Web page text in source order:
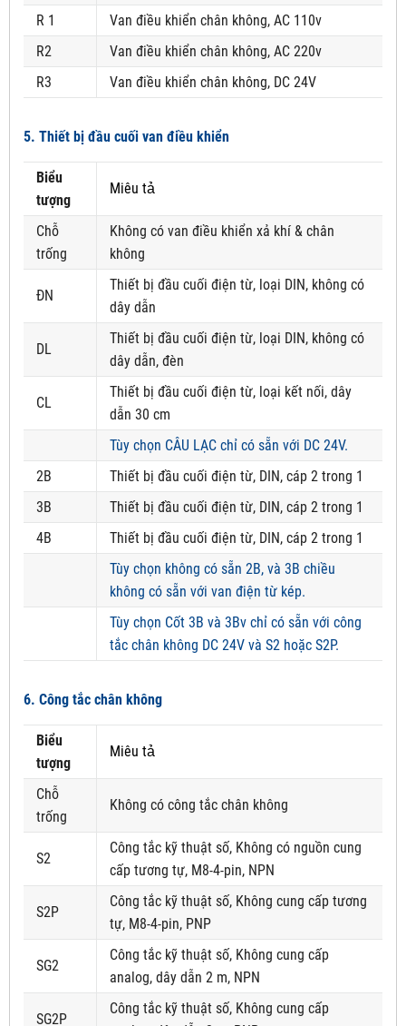
R 1
Van điều khiển chân không, AC 110v
R2
Van điều khiển chân không, AC 220v
R3
Van điều khiển chân không, DC 24V
5. Thiết bị đầu cuối van điều khiển
Biểu
tượng
Miêu tả
Chỗ
trống
Không có van điều khiển xả khí & chân
không
ĐN
Thiết bị đầu cuối điện từ, loại DIN, không có
dây dẫn
DL
Thiết bị đầu cuối điện từ, loại DIN, không có
dây dẫn, đèn
CL
Thiết bị đầu cuối điện từ, loại kết nối, dây
dẫn 30 cm
Tùy chọn CÂU LẠC chỉ có sẵn với DC 24V.
2B
Thiết bị đầu cuối điện từ, DIN, cáp 2 trong 1
3B
Thiết bị đầu cuối điện từ, DIN, cáp 2 trong 1
4B
Thiết bị đầu cuối điện từ, DIN, cáp 2 trong 1
Tùy chọn không có sẵn 2B, và 3B chiều
không có sẵn với van điện từ kép.
Tùy chọn Cốt 3B và 3Bv chỉ có sẵn với công
tắc chân không DC 24V và S2 hoặc S2P.
6. Công tắc chân không
Biểu
tượng
Miêu tả
Chỗ
trống
Không có công tắc chân không
S2
Công tắc kỹ thuật số, Không có nguồn cung
cấp tương tự, M8-4-pin, NPN
S2P
Công tắc kỹ thuật số, Không cung cấp tương
tự, M8-4-pin, PNP
SG2
Công tắc kỹ thuật số, Không cung cấp
analog, dây dẫn 2 m, NPN
SG2P
Công tắc kỹ thuật số, Không cung cấp